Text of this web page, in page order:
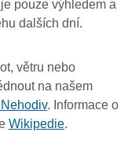
pouze výhledem a
dalších dní.
větru nebo
na našem
. Informace o
Wikipedie.